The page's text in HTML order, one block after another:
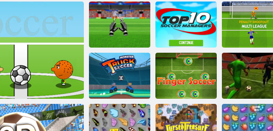
Väravavaht
Challenge
10 parimat
jalgpallijuhti
Trahv Shootout:
Multi League
Koletise veoauto
3D jalgpalli